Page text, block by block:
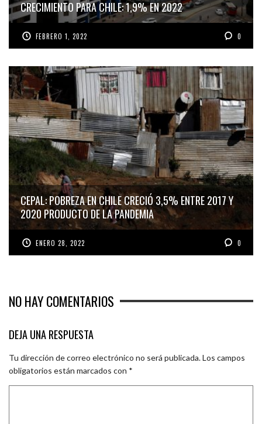
CRECIMIENTO PARA CHILE: 1,9% EN 2022
FEBRERO 1, 2022 0
CEPAL: POBREZA EN CHILE CRECIÓ 3,5% ENTRE 2017 Y
2020 PRODUCTO DE LA PANDEMIA
ENERO 28, 2022 0
NO HAY COMENTARIOS
DEJA UNA RESPUESTA
Tu dirección de correo electrónico no será publicada.Los campos
obligatorios están marcados con *